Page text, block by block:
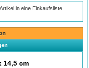
in eine Einkaufsliste
14,5 cm